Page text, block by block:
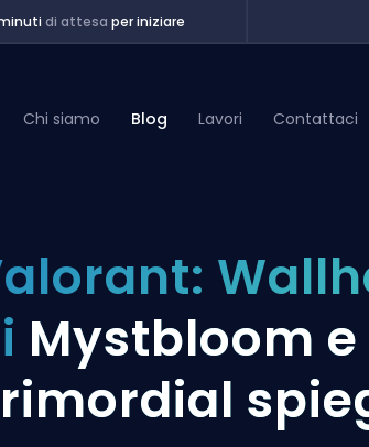
di attesa per iniziare
Chi siamo Blog Lavori Contattaci
Mystbloom e